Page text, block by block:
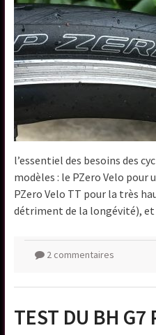
l’essentiel des besoins des
modèles : le PZero Velo
PZero Velo TT pour la très
détriment de la longévité),
2 commentaires
TEST DU BH G7